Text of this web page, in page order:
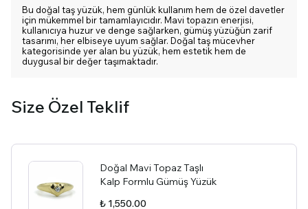
Bu doğal taş yüzük, hem günlük kullanım hem de özel davetler
için mükemmel bir tamamlayıcıdır. Mavi topazın enerjisi,
kullanıcıya huzur ve denge sağlarken, gümüş yüzüğün zarif
tasarımı, her elbiseye uyum sağlar. Doğal taş mücevher
kategorisinde yer alan bu yüzük, hem estetik hem de
duygusal bir değer taşımaktadır.
Size Özel Teklif
Doğal Mavi Topaz Taşlı
Kalp Formlu Gümüş Yüzük
₺ 1,550.00